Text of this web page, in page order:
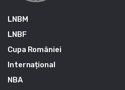
LNBM
LNBF
Cupa României
Internațional
NBA